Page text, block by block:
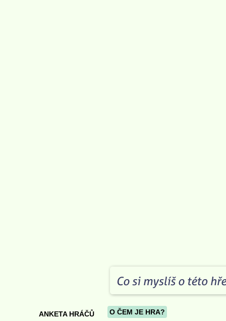
ANKETA HRÁČŮ
O ČEM JE HRA?